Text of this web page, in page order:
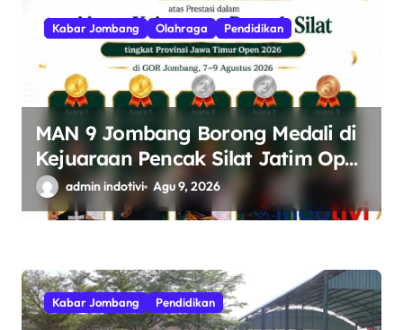
Kabar Jombang Olahraga Pendidikan
MAN 9 Jombang Borong Medali di
Kejuaraan Pencak Silat Jatim Open
2026admin indotivi Agu 9, 2026
Kabar Jombang Pendidikan